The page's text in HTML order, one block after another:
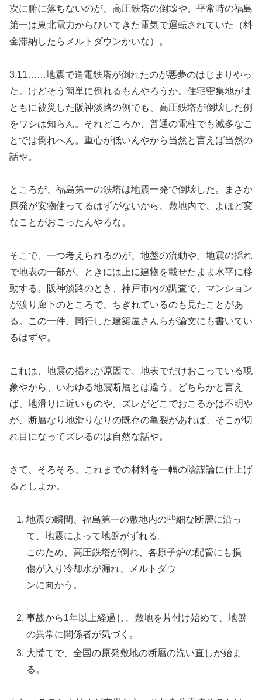
次に腑に落ちないのが、高圧鉄塔の倒壊や。平常時の福島
第一は東北電力からひいてきた電気で運転されていた（料
金滞納したらメルトダウンかいな）。
3.11……地震で送電鉄塔が倒れたのが悪夢のはじまりやっ
た。けどそう簡単に倒れるもんやろうか。住宅密集地がま
ともに被災した阪神淡路の例でも、高圧鉄塔が倒壊した例
をワシは知らん。それどころか、普通の電柱でも滅多なこ
とでは倒れへん。重心が低いんやから当然と言えば当然の
話や。
ところが、福島第一の鉄塔は地震一発で倒壊した。まさか
原発が安物使ってるはずがないから、敷地内で、よほど変
なことがおこったんやろな。
そこで、一つ考えられるのが、地盤の流動や。地震の揺れ
で地表の一部が、ときには上に建物を載せたまま水平に移
動する。阪神淡路のとき、神戸市内の調査で、マンション
が渡り廊下のところで、ちぎれているのも見たことがあ
る。この一件、同行した建築屋さんらが論文にも書いてい
るはずや。
これは、地震の揺れが原因で、地表でだけおこっている現
象やから、いわゆる地震断層とは違う。どちらかと言え
ば、地滑りに近いものや。ズレがどこでおこるかは不明や
が、断層なり地滑りなりの既存の亀裂があれば、そこが切
れ目になってズレるのは自然な話や。
さて、そろそろ、これまでの材料を一幅の陰謀論に仕上げ
るとしよか。
地震の瞬間、福島第一の敷地内の些細な断層に沿っ
て、地震によって地盤がずれる。
このため、高圧鉄塔が倒れ、各原子炉の配管にも損
傷が入り冷却水が漏れ、メルトダウ
ンに向かう。
事故から1年以上経過し、敷地を片付け始めて、地盤
の異常に関係者が気づく。
大慌てで、全国の原発敷地の断層の洗い直しが始ま
る。